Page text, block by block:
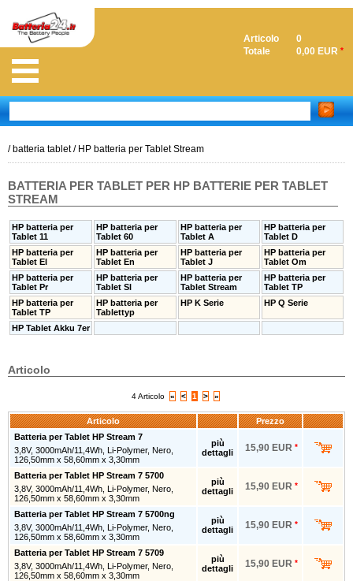
/ batteria tablet/ HP batteria per Tablet Stream
BATTERIA PER TABLET PER HP BATTERIE PER TABLET
STREAM
HP batteria per
Tablet 11
HP batteria per
Tablet 60
HP batteria per
Tablet A
HP batteria per
Tablet D
HP batteria per
Tablet El
HP batteria per
Tablet En
HP batteria per
Tablet J
HP batteria per
Tablet Om
HP batteria per
Tablet Pr
HP batteria per
Tablet Sl
HP batteria per
Tablet Stream
HP batteria per
Tablet TP
HP batteria per
Tablet TP
HP batteria per
Tablettyp
HP K Serie HP Q Serie
HP Tablet Akku 7er
Articolo
4 Articolo « < 1 > »
Articolo
Prezzo
Batteria per Tablet HP Stream 7
3,8V, 3000mAh/11,4Wh, Li-Polymer, Nero,
126,50mm x 58,60mm x 3,30mm
più
dettagli
15,90 EUR *
Batteria per Tablet HP Stream 7 5700
3,8V, 3000mAh/11,4Wh, Li-Polymer, Nero,
126,50mm x 58,60mm x 3,30mm
più
dettagli
15,90 EUR *
Batteria per Tablet HP Stream 7 5700ng
3,8V, 3000mAh/11,4Wh, Li-Polymer, Nero,
126,50mm x 58,60mm x 3,30mm
più
dettagli
15,90 EUR *
Batteria per Tablet HP Stream 7 5709
3,8V, 3000mAh/11,4Wh, Li-Polymer, Nero,
126,50mm x 58,60mm x 3,30mm
più
dettagli
15,90 EUR *
Articolo
0
Totale
0,00 EUR *